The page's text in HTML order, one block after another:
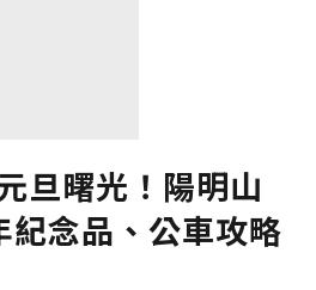
旦曙光！陽明山
紀念品、公車攻略